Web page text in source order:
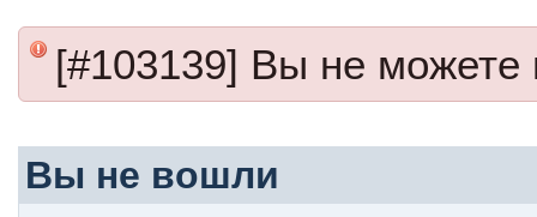
[#103139] Вы не можете
Вы не вошли